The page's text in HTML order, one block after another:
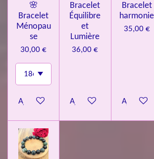
🌸
Bracelet
Ménopau
se
30,00 €
Ajouter au panier
Bracelet
Équilibre
et
Lumière
36,00 €
Ajouter au panier
Bracelet
harmonie
35,00 €
Ajouter